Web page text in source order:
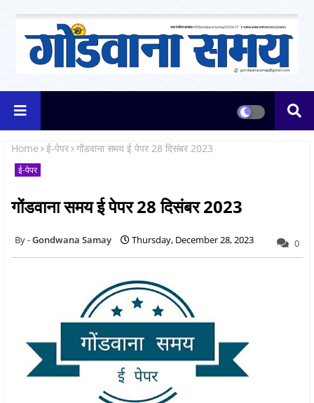
Home ई-पेपर गोंडवाना समय ई पेपर 28 दिसंबर 2023
ई-पेपर
गोंडवाना समय ई पेपर 28 दिसंबर 2023
Gondwana Samay Thursday, December 28, 2023 0